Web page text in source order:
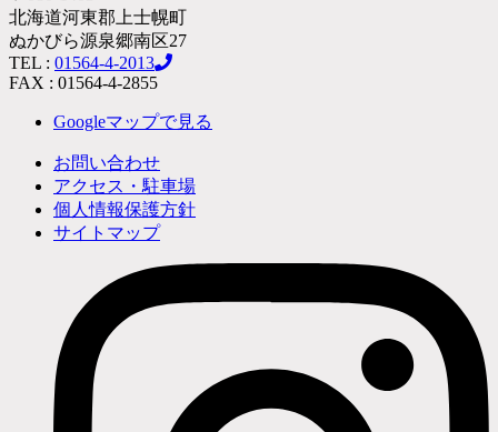
北海道河東郡上士幌町
ぬかびら源泉郷南区27
TEL : 01564-4-2013
FAX : 01564-4-2855
Googleマップで見る
お問い合わせ
アクセス・駐車場
個人情報保護方針
サイトマップ